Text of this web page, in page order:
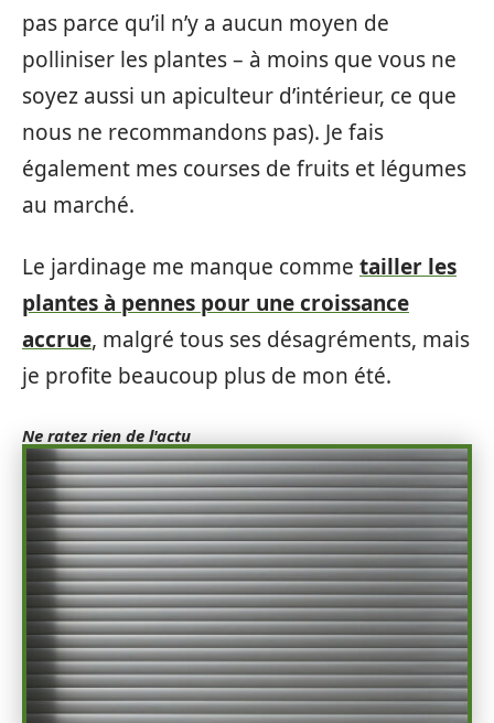
pas parce qu’il n’y a aucun moyen de
polliniser les plantes – à moins que vous ne
soyez aussi un apiculteur d’intérieur, ce que
nous ne recommandons pas). Je fais
également mes courses de fruits et légumes
au marché.
Le jardinage me manque comme tailler les
plantes à pennes pour une croissance
accrue, malgré tous ses désagréments, mais
je profite beaucoup plus de mon été.
Ne ratez rien de l'actu